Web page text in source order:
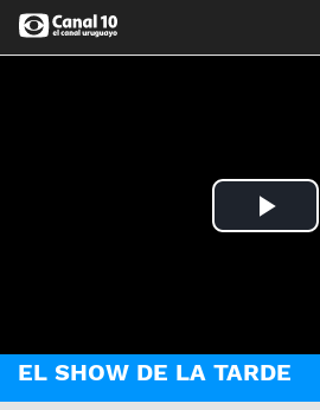
Play
EL SHOW DE LA TARDE